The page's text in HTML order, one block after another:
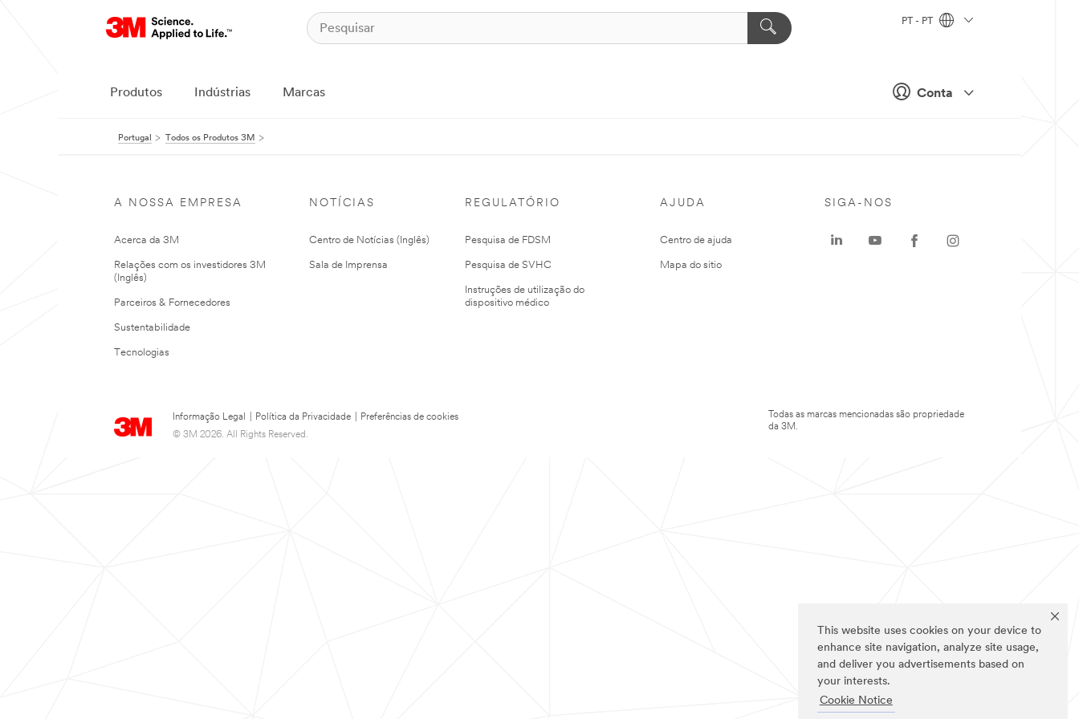
This website uses cookies on your device to
enhance site navigation, analyze site usage,
and deliver you advertisements based on
your interests.
Cookie Notice
Conta
PT - PT
Produtos Indústrias Marcas
Portugal Todos os Produtos 3M
A NOSSA EMPRESA
Acerca da 3M
Relações com os investidores 3M
(Inglês)
Parceiros & Fornecedores
Sustentabilidade
Tecnologias
NOTÍCIAS
Centro de Notícias (Inglês)
Sala de Imprensa
REGULATÓRIO
Pesquisa de FDSM
Pesquisa de SVHC
Instruções de utilização do
dispositivo médico
AJUDA
Centro de ajuda
Mapa do sitio
Informação Legal Política da Privacidade
Preferências de cookies
© 3M 2026. All Rights Reserved.
SIGA-NOS
Todas as marcas mencionadas são propriedade
da 3M.